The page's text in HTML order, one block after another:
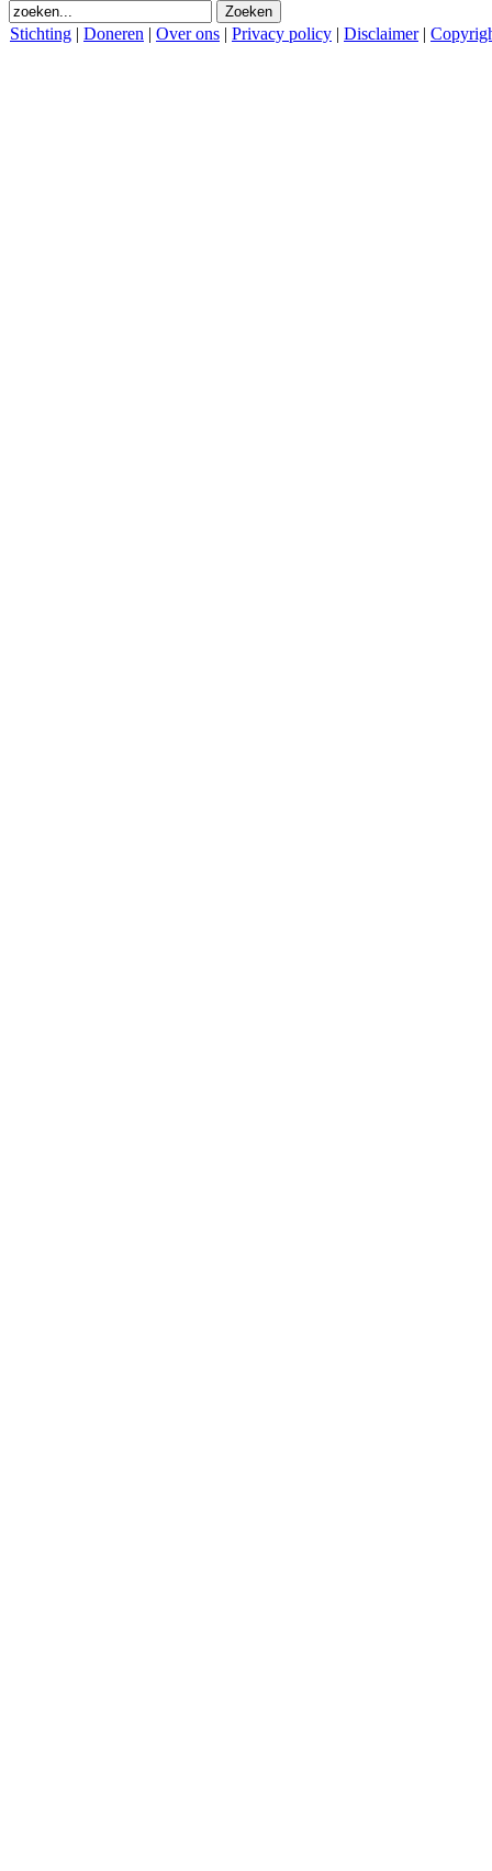
Stichting | Doneren | Over ons | Privacy policy | Disclaimer|